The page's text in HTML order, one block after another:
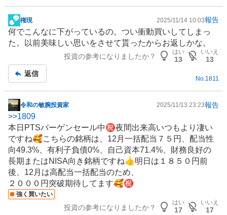
掲
示
板
権現 2025/11/14 10:03報告
何でこんなに下がっているの。つい衝動買いしてしまっ
た。以前美味しい思いをさせて貰ったからお返しかな。
投資の参考になりましたか？
はい
13
いいえ
13
返信
No.1811
掲
示
板
記
事
令和の敏腕投資家 2025/11/13 23:23報告
>>1809
本日PTSバーゲンセール中㊗️夜間出来高いつもより凄い
ですね🥰こちらの銘柄は、12月一括配当７５円、配当性
向49.3%、有利子負債0%、自己資本71.4%、財務良好の
長期またはNISA向き銘柄ですね👍明日は１８５０円前
後、12月は高配当一括配当のため、
２０００円突破期待してます🥰㊗️
強く買いたい
投資の参考になりましたか？
はい
17
いいえ
17